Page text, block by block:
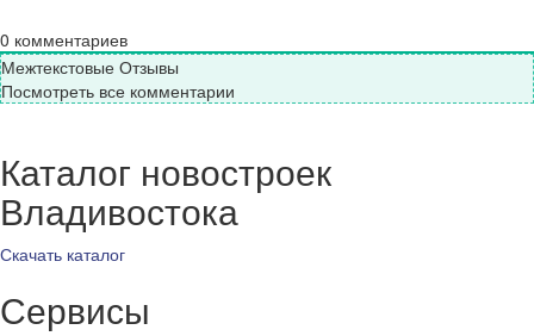
0 комментариев
Межтекстовые Отзывы
Посмотреть все комментарии
Каталог новостроек
Владивостока
Скачать каталог
Сервисы